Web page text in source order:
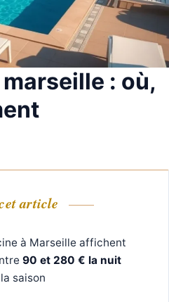
: où,
article
à Marseille affichent
90 et 280 € la nuit
saison